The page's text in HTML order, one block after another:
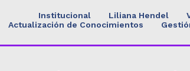
Institucional Liliana Hendel
Actualización de Conocimientos